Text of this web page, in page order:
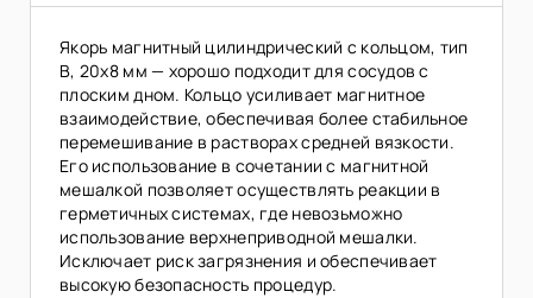
Якорь магнитный цилиндрический с кольцом, тип
B, 20х8 мм — хорошо подходит для сосудов с
плоским дном. Кольцо усиливает магнитное
взаимодействие, обеспечивая более стабильное
перемешивание в растворах средней вязкости.
Его использование в сочетании с магнитной
мешалкой позволяет осуществлять реакции в
герметичных системах, где невозьможно
использование верхнеприводной мешалки.
Исключает риск загрязнения и обеспечивает
высокую безопасность процедур.